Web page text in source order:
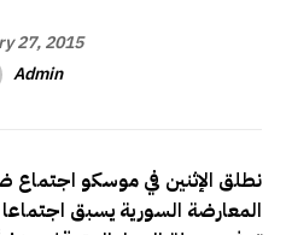
27, 2015
Admin
نطلق الإثنين في موسكو
المعارضة السورية يسبق